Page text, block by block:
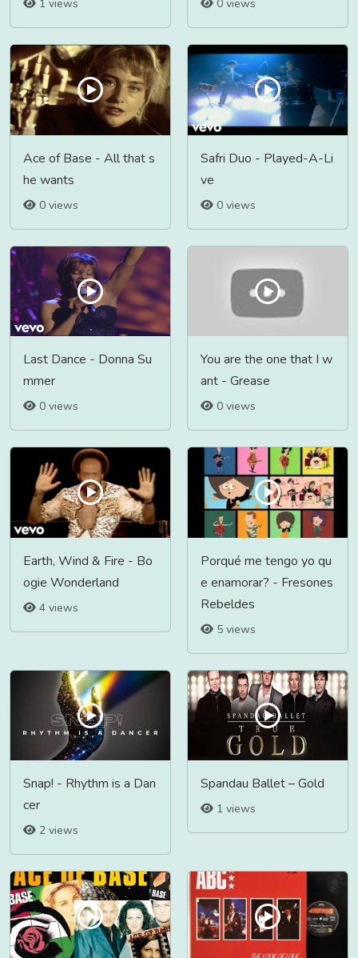
1 views 0 views
Ace of Base - All that s
he wants
0 views
Safri Duo - Played-A-Li
ve
0 views
Last Dance - Donna Su
mmer
0 views
You are the one that I w
ant - Grease
0 views
Earth, Wind & Fire - Bo
ogie Wonderland
4 views
Porqué me tengo yo qu
e enamorar? - Fresones
Rebeldes
5 views
Snap! - Rhythm is a Dan
cer
2 views
Spandau Ballet – Gold
1 views